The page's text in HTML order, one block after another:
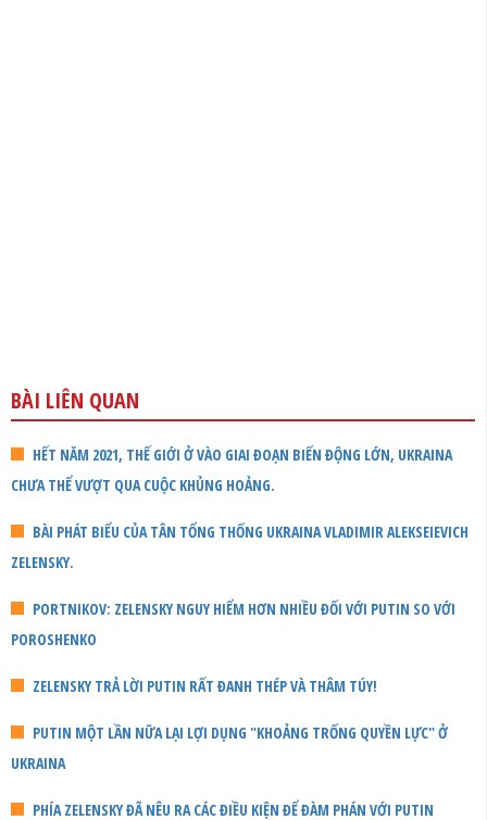
BÀI LIÊN QUAN
HẾT NĂM 2021, THẾ GIỚI Ở VÀO GIAI ĐOẠN BIẾN ĐỘNG LỚN, UKRAINA
CHƯA THỂ VƯỢT QUA CUỘC KHỦNG HOẢNG.
BÀI PHÁT BIỂU CỦA TÂN TỔNG THỐNG UKRAINA VLADIMIR ALEKSEIEVICH
ZELENSKY.
PORTNIKOV: ZELENSKY NGUY HIỂM HƠN NHIỀU ĐỐI VỚI PUTIN SO VỚI
POROSHENKO
ZELENSKY TRẢ LỜI PUTIN RẤT ĐANH THÉP VÀ THÂM TÚY!
PUTIN MỘT LẦN NỮA LẠI LỢI DỤNG "KHOẢNG TRỐNG QUYỀN LỰC" Ở
UKRAINA
PHÍA ZELENSKY ĐÃ NÊU RA CÁC ĐIỀU KIỆN ĐỂ ĐÀM PHÁN VỚI PUTIN